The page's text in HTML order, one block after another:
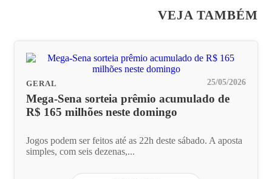
VEJA TAMBÉM
GERAL 25/05/2026
Mega-Sena sorteia prêmio acumulado de
R$ 165 milhões neste domingo
Jogos podem ser feitos até as 22h deste sábado. A aposta
simples, com seis dezenas,...